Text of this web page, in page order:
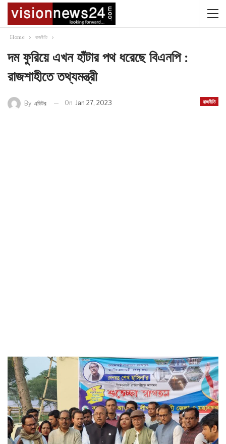
Home রাজনীতি
দম ফুরিয়ে এখন হাঁটার পথ ধরেছে বিএনপি :
রাজশাহীতে তথ্যমন্ত্রী
রাজনীতি
By এডিটর On Jan 27, 2023